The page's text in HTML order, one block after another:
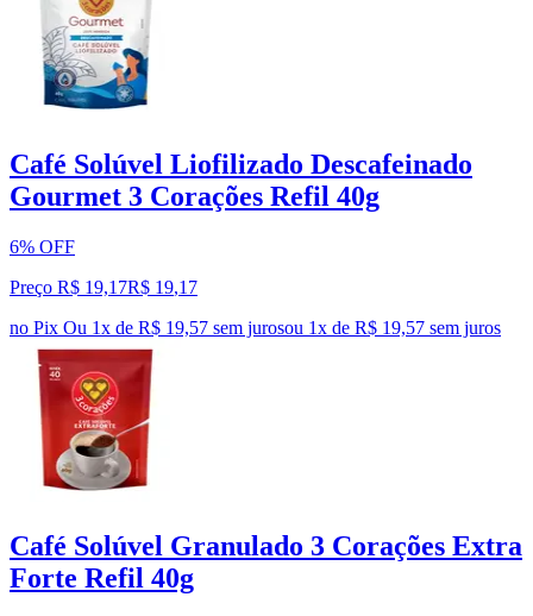
Café Solúvel Liofilizado Descafeinado
Gourmet 3 Corações Refil 40g
6% OFF
Preço R$ 19,17R$ 19,17
no Pix Ou 1x de R$ 19,57 sem jurosou 1x de R$ 19,57 sem juros
Café Solúvel Granulado 3 Corações Extra
Forte Refil 40g